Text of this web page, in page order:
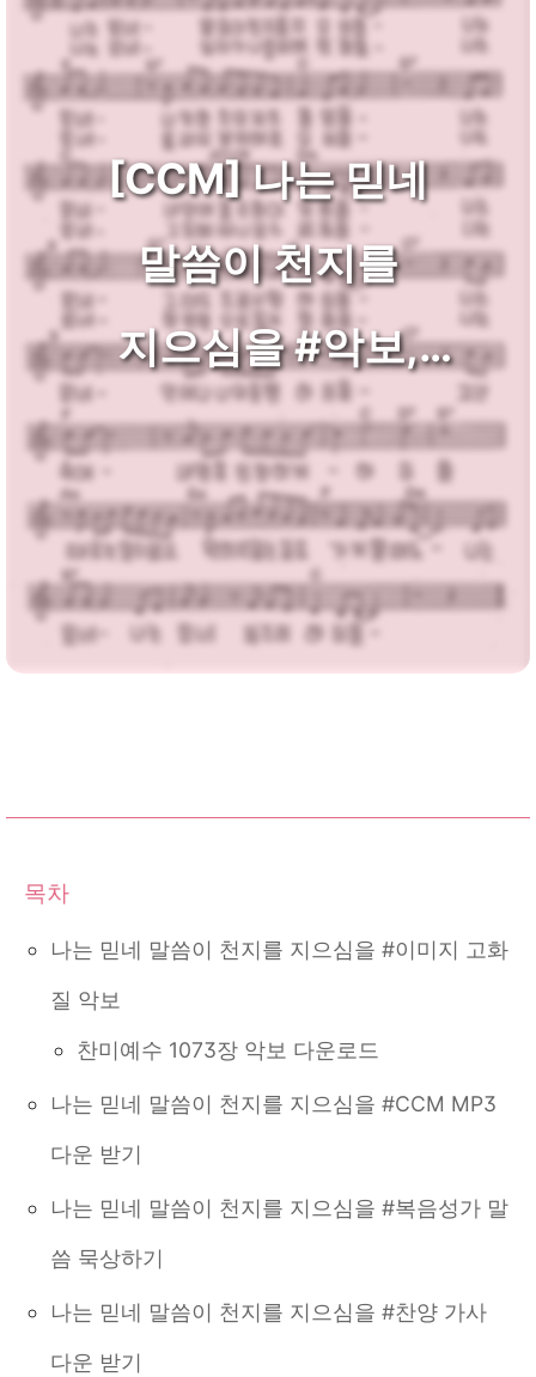
[CCM] 나는 믿네
말씀이 천지를
지으심을 #악보,
가사,MP3 다운로드
나는 믿네 말씀이 천지를 지으심을 #이미지 고화
질 악보
찬미예수 1073장 악보 다운로드
나는 믿네 말씀이 천지를 지으심을 #CCM MP3
다운 받기
나는 믿네 말씀이 천지를 지으심을 #복음성가 말
씀 묵상하기
나는 믿네 말씀이 천지를 지으심을 #찬양 가사
다운 받기